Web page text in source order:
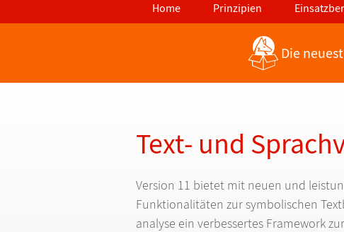
Home Prinzipien
Zurück zu den neuesten Features
Die
Text- und
Version 11 bietet mit neuen und
Funktionalitäten zur symbolischen
analyse ein verbessertes Framework